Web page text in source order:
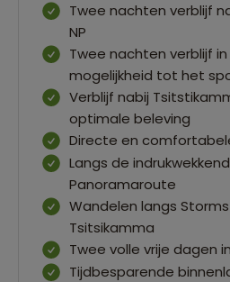
Twee nachten verblijf
NP
Twee nachten verblijf
mogelijkheid tot het
Verblijf nabij
optimale beleving
Directe en
Langs de
Panoramaroute
Wandelen langs Storms
Tsitsikamma
Twee volle vrije dagen
Tijdbesparende